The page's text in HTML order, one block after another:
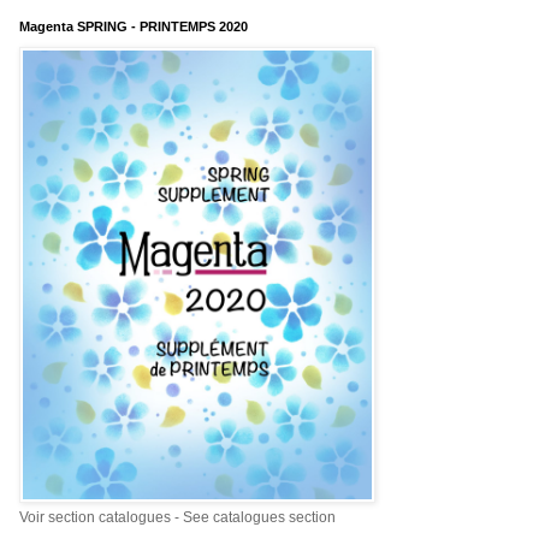
Magenta SPRING - PRINTEMPS 2020
Voir section catalogues - See catalogues section